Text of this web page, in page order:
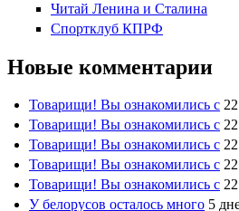
Читай Ленина и Сталина
Спортклуб КПРФ
Новые комментарии
Товарищи! Вы ознакомились с
Товарищи! Вы ознакомились с
Товарищи! Вы ознакомились с
Товарищи! Вы ознакомились с
Товарищи! Вы ознакомились с
У белорусов осталось много 5